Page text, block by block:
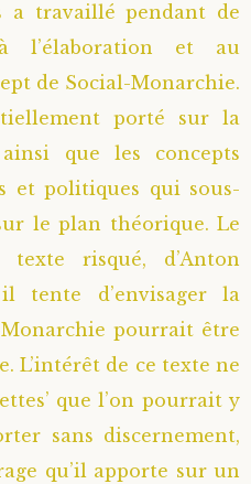
(Kirsanov)
(Loukach)
(Agapov)
Dochiariou
(Khaline)
a travaillé pendant de
l’élaboration et au
de Social-Monarchie.
porté sur la
que les concepts
et politiques qui sous-
le plan théorique. Le
risqué, d’Anton
tente d’envisager la
pourrait être
L’intérêt de ce texte ne
que l’on pourrait y
sans discernement,
qu’il apporte sur un